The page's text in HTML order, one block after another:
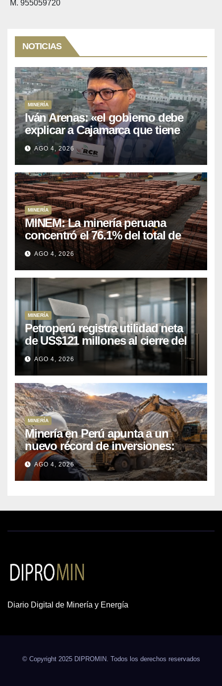
M. 955059720
NOTICIAS
MINERÍA
Iván Arenas: «el gobierno debe
explicar a Cajamarca que tiene
US$ 16 mil millones en proyectos
mineros para salir de la pobreza
AGO 4, 2026
MINERÍA
MINEM: La minería peruana
concentró el 76.1% del total de
las exportaciones nacionales
entre enero y abril de 2026
AGO 4, 2026
MINERÍA
Petroperú registra utilidad neta
de US$121 millones al cierre del
primer semestre 2026
AGO 4, 2026
MINERÍA
Minería en Perú apunta a un
nuevo récord de inversiones:
crecen los petitorios y el FMI
insta a destrabar proyectos
AGO 4, 2026
Diario Digital de Minería y Energía
© Copyright 2025 DIPROMIN. Todos los derechos reservados